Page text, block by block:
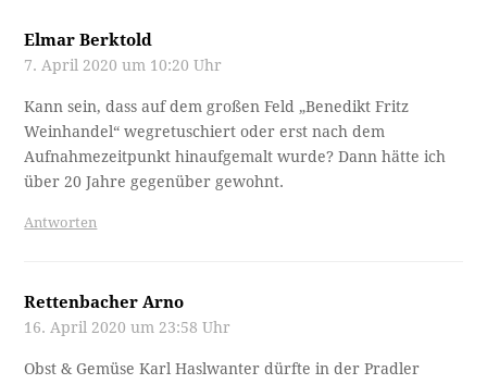
Elmar Berktold
7. April 2020 um 10:20 Uhr
Kann sein, dass auf dem großen Feld „Benedikt Fritz
Weinhandel“ wegretuschiert oder erst nach dem
Aufnahmezeitpunkt hinaufgemalt wurde? Dann hätte ich
über 20 Jahre gegenüber gewohnt.
Antworten
Rettenbacher Arno
16. April 2020 um 23:58 Uhr
Obst & Gemüse Karl Haslwanter dürfte in der Pradler